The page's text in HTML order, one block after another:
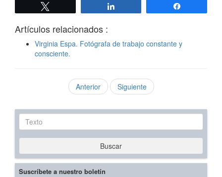
Artículos relacionados :
Virginia Espa. Fotógrafa de trabajo constante y
consciente.
Anterior Siguiente
Texto
Buscar
Suscríbete a nuestro boletín